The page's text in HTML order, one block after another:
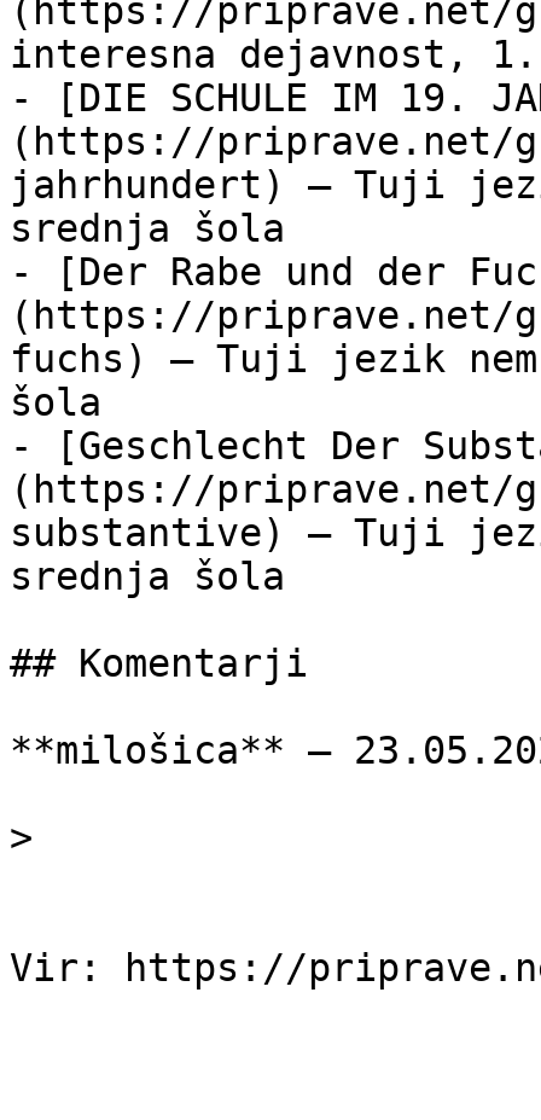
(https://priprave.net/
interesna dejavnost,
- [DIE SCHULE IM 19.
(https://priprave.net/
jahrhundert) — Tuji
srednja šola
- [Der Rabe und der
(https://priprave.net/
fuchs) — Tuji jezik
šola
- [Geschlecht Der
(https://priprave.net/
substantive) — Tuji
srednja šola
## Komentarji
**milošica** —
>